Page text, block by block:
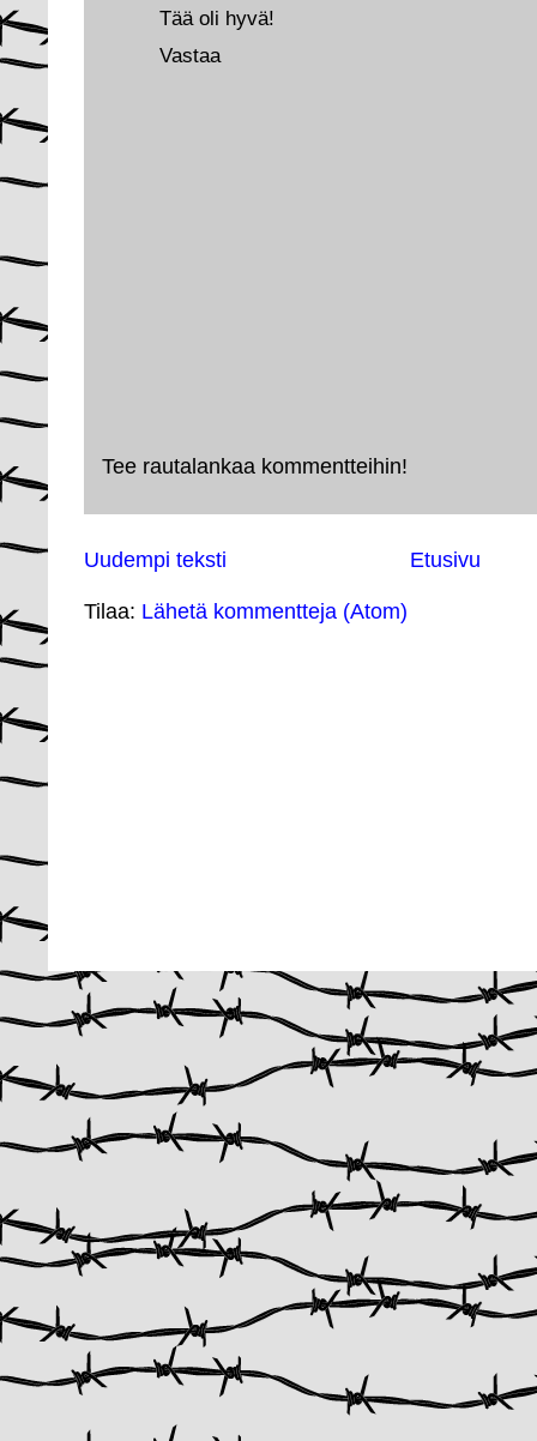
Tää oli hyvä!
Vastaa
Tee rautalankaa kommentteihin!
Uudempi teksti Etusivu
Tilaa: Lähetä kommentteja (Atom)